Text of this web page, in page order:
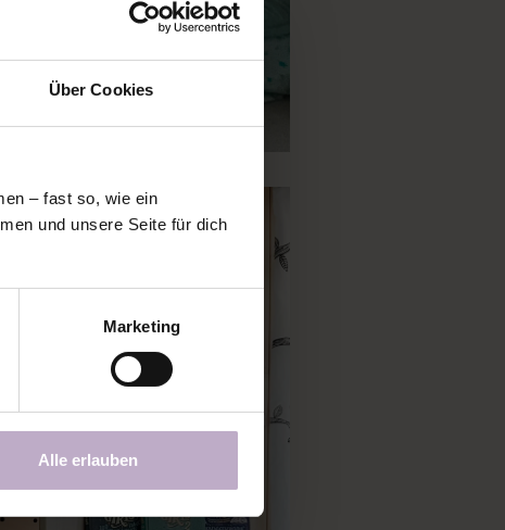
Über Cookies
– fast so, wie ein
und unsere Seite für dich
Marketing
Alle erlauben